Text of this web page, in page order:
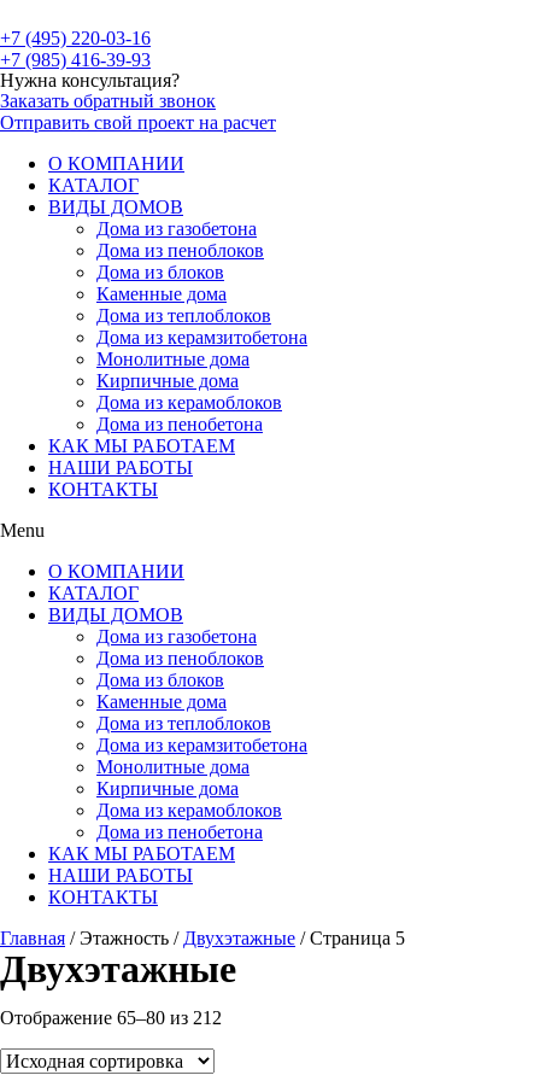
+7 (495) 220-03-16
+7 (985) 416-39-93
Нужна консультация?
Заказать обратный звонок
Отправить свой проект на расчет
О КОМПАНИИ
КАТАЛОГ
ВИДЫ ДОМОВ
Дома из газобетона
Дома из пеноблоков
Дома из блоков
Каменные дома
Дома из теплоблоков
Дома из керамзитобетона
Монолитные дома
Кирпичные дома
Дома из керамоблоков
Дома из пенобетона
КАК МЫ РАБОТАЕМ
НАШИ РАБОТЫ
КОНТАКТЫ
Menu
О КОМПАНИИ
КАТАЛОГ
ВИДЫ ДОМОВ
Дома из газобетона
Дома из пеноблоков
Дома из блоков
Каменные дома
Дома из теплоблоков
Дома из керамзитобетона
Монолитные дома
Кирпичные дома
Дома из керамоблоков
Дома из пенобетона
КАК МЫ РАБОТАЕМ
НАШИ РАБОТЫ
КОНТАКТЫ
Главная / Этажность / Двухэтажные / Страница 5
Двухэтажные
Отображение 65–80 из 212